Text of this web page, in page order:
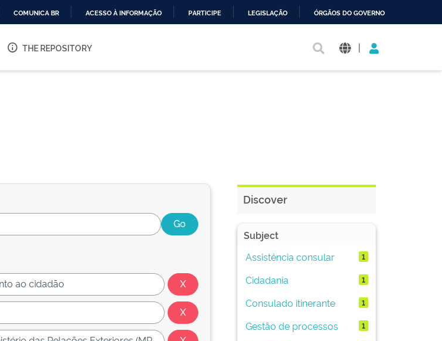
O
COMUNICA BR ACESSO À INFORMAÇÃO PARTICIPE LEGISLAÇÃO ÓRGÃOS DO GOVERNO
THE REPOSITORY |
Discover
Subject
Assistência consular
1
Cidadania 1
Consulado itinerante 1
Gestão de processos 1